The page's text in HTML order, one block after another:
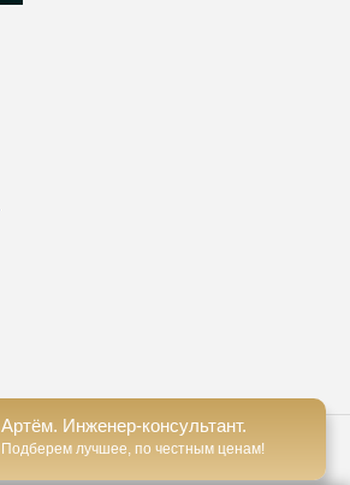
Артём. Инженер-консультант.
Подберем лучшее, по честным ценам!